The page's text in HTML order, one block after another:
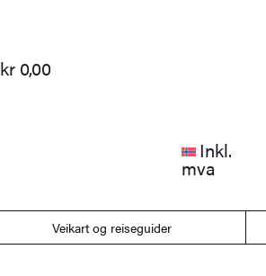
kr 0,00
Inkl.
mva
Veikart og reiseguider